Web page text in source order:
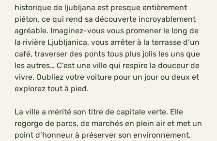
historique de ljubljana est presque entièrement
piéton, ce qui rend sa découverte incroyablement
agréable. Imaginez-vous vous promener le long de
la rivière Ljubljanica, vous arrêter à la terrasse d’un
café, traverser des ponts tous plus jolis les uns que
les autres… C’est une ville qui respire la douceur de
vivre. Oubliez votre voiture pour un jour ou deux et
explorez tout à pied.
La ville a mérité son titre de capitale verte. Elle
regorge de parcs, de marchés en plein air et met un
point d’honneur à préserver son environnement.